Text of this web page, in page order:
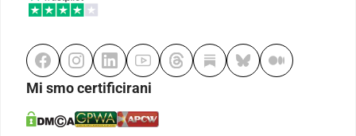
Mi smo certificirani